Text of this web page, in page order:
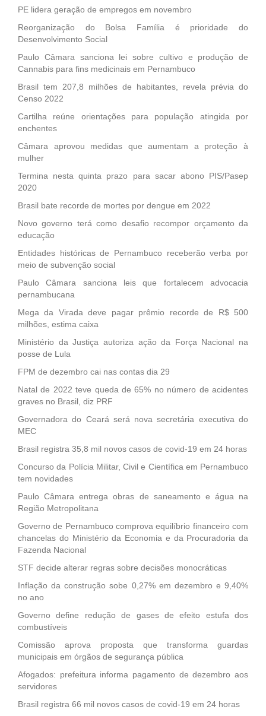
PE lidera geração de empregos em novembro
Reorganização do Bolsa Família é prioridade do
Desenvolvimento Social
Paulo Câmara sanciona lei sobre cultivo e produção de
Cannabis para fins medicinais em Pernambuco
Brasil tem 207,8 milhões de habitantes, revela prévia do
Censo 2022
Cartilha reúne orientações para população atingida por
enchentes
Câmara aprovou medidas que aumentam a proteção à
mulher
Termina nesta quinta prazo para sacar abono PIS/Pasep
2020
Brasil bate recorde de mortes por dengue em 2022
Novo governo terá como desafio recompor orçamento da
educação
Entidades históricas de Pernambuco receberão verba por
meio de subvenção social
Paulo Câmara sanciona leis que fortalecem advocacia
pernambucana
Mega da Virada deve pagar prêmio recorde de R$ 500
milhões, estima caixa
Ministério da Justiça autoriza ação da Força Nacional na
posse de Lula
FPM de dezembro cai nas contas dia 29
Natal de 2022 teve queda de 65% no número de acidentes
graves no Brasil, diz PRF
Governadora do Ceará será nova secretária executiva do
MEC
Brasil registra 35,8 mil novos casos de covid-19 em 24 horas
Concurso da Polícia Militar, Civil e Científica em Pernambuco
tem novidades
Paulo Câmara entrega obras de saneamento e água na
Região Metropolitana
Governo de Pernambuco comprova equilíbrio financeiro com
chancelas do Ministério da Economia e da Procuradoria da
Fazenda Nacional
STF decide alterar regras sobre decisões monocráticas
Inflação da construção sobe 0,27% em dezembro e 9,40%
no ano
Governo define redução de gases de efeito estufa dos
combustíveis
Comissão aprova proposta que transforma guardas
municipais em órgãos de segurança pública
Afogados: prefeitura informa pagamento de dezembro aos
servidores
Brasil registra 66 mil novos casos de covid-19 em 24 horas